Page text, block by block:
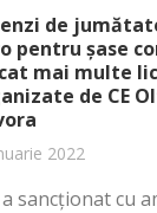
de
pentru șase
mai multe
de CE
2022
sancţionat cu